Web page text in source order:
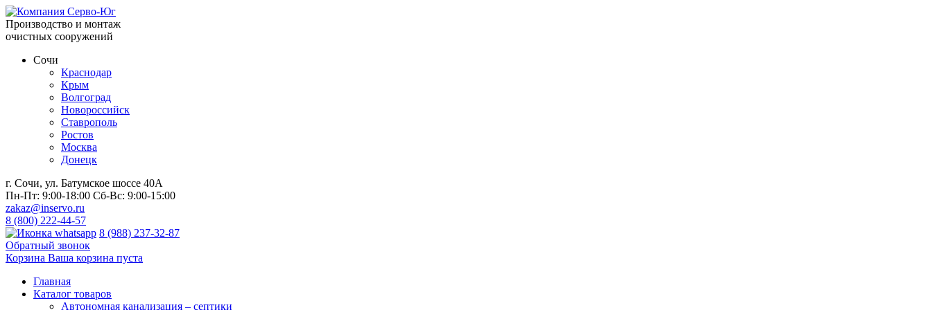
Производство и монтаж
очистных сооружений
Сочи
Краснодар
Крым
Волгоград
Новороссийск
Ставрополь
Ростов
Москва
Донецк
г. Сочи, ул. Батумское шоссе 40А
Пн-Пт: 9:00-18:00 Сб-Вс: 9:00-15:00
zakaz@inservo.ru
8 (800) 222-44-57
8 (988) 237-32-87
Обратный звонок
Корзина Ваша корзина пуста
Главная
Каталог товаров
Автономная канализация – септики